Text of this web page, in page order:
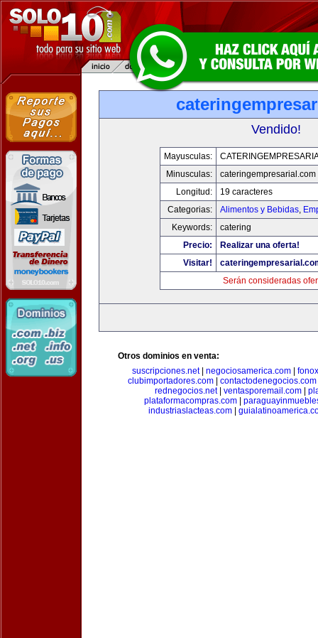
Vendido!
Mayusculas:
Minusculas:
cateringempresarial.com
Longitud:
19 caracteres
Categorias:
Alimentos y Bebidas,
Keywords:
catering
Precio:
Realizar una oferta!
Visitar!
Serán consideradas
Otros dominios en venta:
suscripciones.net| negociosamerica.com|
clubimportadores.com
contactodenegocios.com
rednegocios.net| ventasporemail.com
plataformacompras.com
industriaslacteas.com